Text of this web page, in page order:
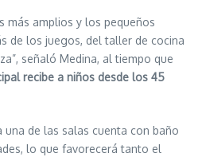
más amplios y los pequeños
de los juegos, del taller de cocina
señaló Medina, al tiempo que
recibe a niños desde los 45
una de las salas cuenta con baño
lo que favorecerá tanto el